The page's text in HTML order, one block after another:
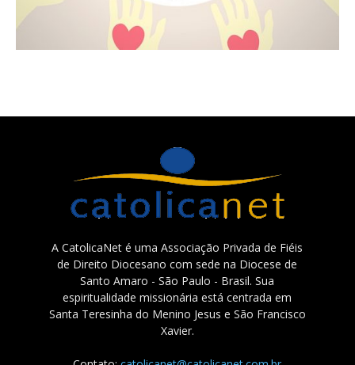
A CatolicaNet é uma Associação Privada de Fiéis
de Direito Diocesano com sede na Diocese de
Santo Amaro - São Paulo - Brasil. Sua
espiritualidade missionária está centrada em
Santa Teresinha do Menino Jesus e São Francisco
Xavier.